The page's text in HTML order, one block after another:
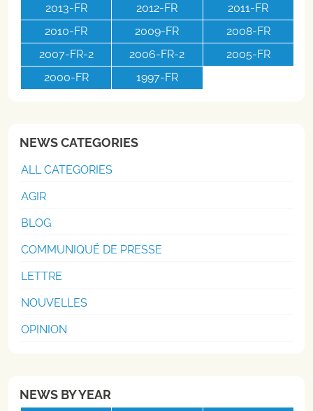
2013-FR
2012-FR
2011-FR
2010-FR
2009-FR
2008-FR
2007-FR-2
2006-FR-2
2005-FR
2000-FR
1997-FR
NEWS CATEGORIES
ALL CATEGORIES
AGIR
BLOG
COMMUNIQUÉ DE PRESSE
LETTRE
NOUVELLES
OPINION
NEWS BY YEAR